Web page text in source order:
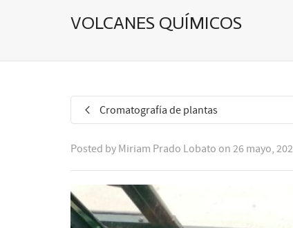
VOLCANES QUÍMICOS
Cromatografía de plantas
Posted by Miriam Prado Lobato on 26 mayo,